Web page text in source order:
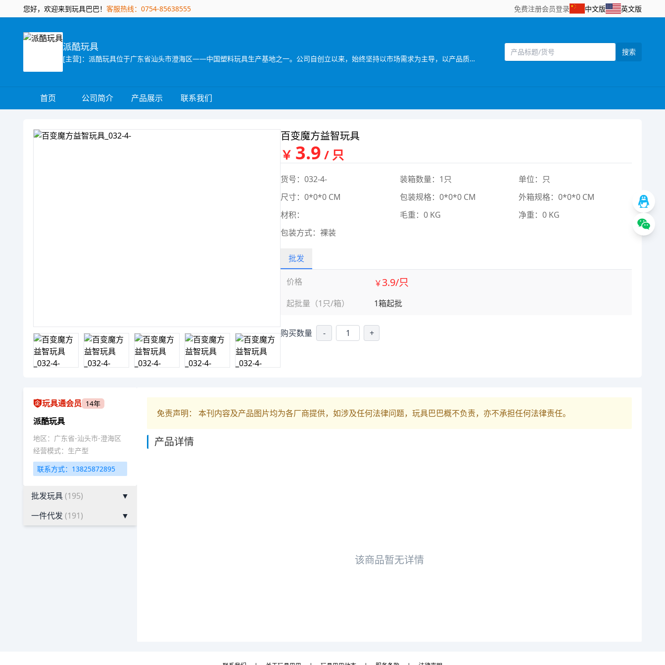
您好，欢迎来到玩具巴巴！ 客服热线：0754-85638555 免费注册会员登录 中文版 英文版
派酷玩具
[主营]：派酷玩具位于广东省汕头市澄海区——中国塑料玩具生产基地之一。公司自创立以来，始终坚持以市场需求为主导，以产品质量为企业生命，研发创新以科技含量较高的产品为目标，以设计独特，功能齐全的产品特色，参与市场竞争。同时，公司还拥有一批熟悉玩具产品贸易业务、精通外贸英语的高素质业务人员，配备有电脑网络等现代化办公设施，为贸易全过程提供了优质高效的服务，受到了各地贸易伙伴的高度评价。公司一贯奉行“质量第一，诚信立业”的经营理念，确保产品符合相关的质量标准和客户要求。深受广大客户的信赖和欢迎。公司业务正蒸蒸日上。 公司本着“勇于开拓，不断创新，诚信务实，客户至上，质量第一，追求卓著”的企业理念，严格控制产品质量，不断改进创新，确保产品符合相关质量标准和客户要求，凭借自身优势及准确的市场定位，使产品更具吸引力和趣味性，倍受客户好评。以诚为本、平等合作的经营宗旨，深受各商家，消费者的信任及赞誉。“创造、技术、品质”是本公司面向21世纪的口号。 展望未来，我们正以饱满的热情，昂扬的姿态，积极致力玩具新产品的开发，全面提高企业管理层次，把公司建设成为规模化的现代化科技企业。 派酷玩具欢迎海内外客商到我网站浏览、查询、订购;欢迎到公司展厅直接选购!“让客户得到最满意的产品”， 竭诚希望与各海内外客户建立长期友好的合作。互惠互利，携手共创辉煌明天!
搜索
首页 公司简介 产品展示 联系我们
百变魔方益智玩具
￥ 3.9 / 只
货号：032-4- 装箱数量：1只
单位：只
尺寸：0*0*0 CM
包装规格：0*0*0 CM
外箱规格：0*0*0 CM
材积：
毛重：0 KG
净重：0 KG
包装方式：裸装
批发
价格
起批量（1只/箱）
￥3.9/只
1箱起批
购买数量 - +
玩具通会员 14年
派酷玩具
地区：广东省-汕头市-澄海区
经营模式：生产型
联系方式：13825872895
批发玩具(195)
▼
一件代发 (191) ▼
免责声明： 本刊内容及产品图片均为各厂商提供，如涉及任何法律问题，玩具巴巴概不负责，亦不承担任何法律责任。
产品详情
该商品暂无详情